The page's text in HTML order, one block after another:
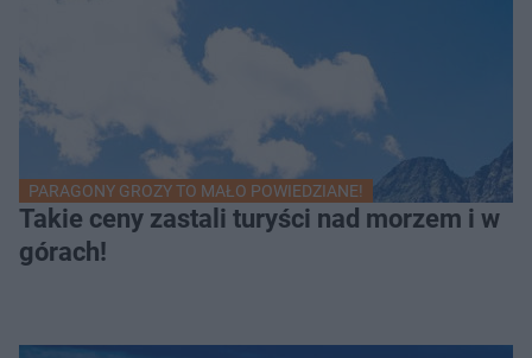
PARAGONY GROZY TO MAŁO POWIEDZIANE!
Takie ceny zastali turyści nad morzem i w
górach!